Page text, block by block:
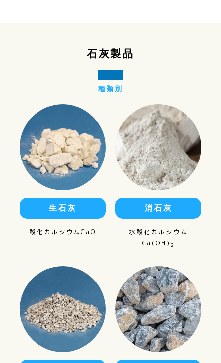
石灰製品
種類別
生石灰
酸化カルシウムCaO
消石灰
水酸化カルシウム
Ca(OH) 2